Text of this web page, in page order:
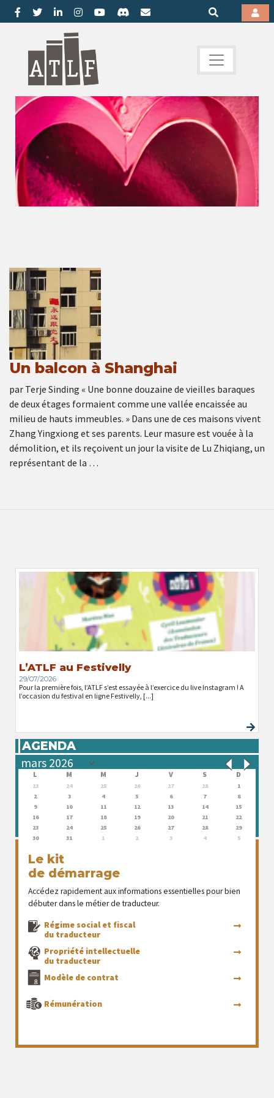
Un balcon à Shanghai
par Terje Sinding « Une bonne douzaine de vieilles baraques
de deux étages formaient comme une vallée encaissée au
milieu de hauts immeubles. » Dans une de ces maisons vivent
Zhang Yingxiong et ses parents. Leur masure est vouée à la
démolition, et ils reçoivent un jour la visite de Lu Zhiqiang, un
représentant de la …
L’ATLF au Festivelly
29/07/2026
Pour la première fois, l’ATLF s’est essayée à l’exercice du live Instagram ! A
l’occasion du festival en ligne Festivelly, [...]
AGENDA
L M M J V S D
23 24 25 26 27 28
1
2
3 4 5 6 7
8
9
10 11 12 13 14
15
16
17 18 19 20 21
22
23
24 25 26 27 28
29
30
31 1 2 3 4 5
Le kit
de démarrage
Accédez rapidement aux informations essentielles pour bien
débuter dans le métier de traducteur.
Régime social et fiscal
du traducteur
Propriété intellectuelle
du traducteur
Modèle de contrat
Rémunération